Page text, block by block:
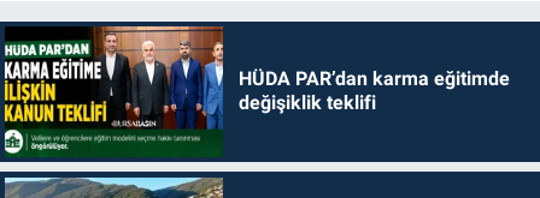
HÜDA PAR’dan karma eğitimde
değişiklik teklifi